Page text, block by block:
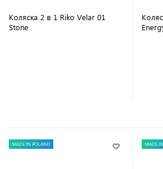
Коляска 2 в 1 Riko Velar 01
Stone
MADE IN POLAND MADE